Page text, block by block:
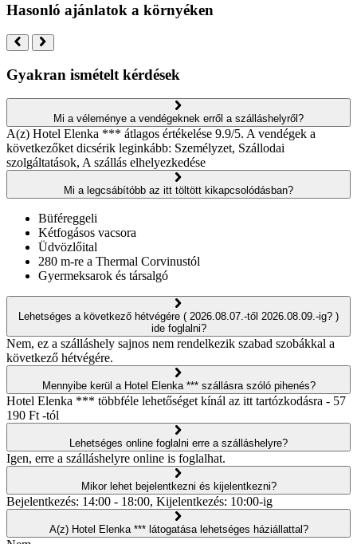
Hasonló ajánlatok a környéken
Gyakran ismételt kérdések
Mi a véleménye a vendégeknek erről a szálláshelyről?
A(z) Hotel Elenka *** átlagos értékelése 9.9/5. A vendégek a
következőket dicsérik leginkább: Személyzet, Szállodai
szolgáltatások, A szállás elhelyezkedése
Mi a legcsábítóbb az itt töltött kikapcsolódásban?
Büféreggeli
Kétfogásos vacsora
Üdvözlőital
280 m-re a Thermal Corvinustól
Gyermeksarok és társalgó
Lehetséges a következő hétvégére ( 2026.08.07.-től 2026.08.09.-ig? )
ide foglalni?
Nem, ez a szálláshely sajnos nem rendelkezik szabad szobákkal a
következő hétvégére.
Mennyibe kerül a Hotel Elenka *** szállásra szóló pihenés?
Hotel Elenka *** többféle lehetőséget kínál az itt tartózkodásra - 57
190 Ft -tól
Lehetséges online foglalni erre a szálláshelyre?
Igen, erre a szálláshelyre online is foglalhat.
Mikor lehet bejelentkezni és kijelentkezni?
Bejelentkezés: 14:00 - 18:00, Kijelentkezés: 10:00-ig
A(z) Hotel Elenka *** látogatása lehetséges háziállattal?